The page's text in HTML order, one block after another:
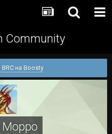
Community
на Boosty